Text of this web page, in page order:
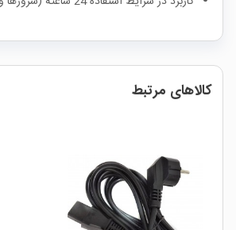
کالاهای مرتبط